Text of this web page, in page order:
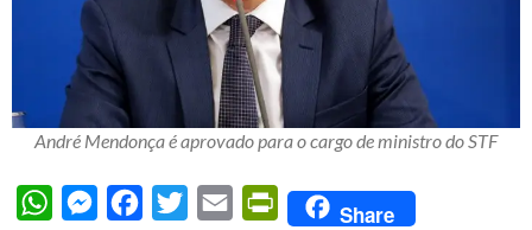
André Mendonça é aprovado para o cargo de ministro do STF
WhatsAppMessengerFacebook
Twitter Email PrintFriendly
Share